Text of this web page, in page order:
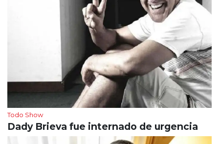
Todo Show
Dady Brieva fue internado de urgencia